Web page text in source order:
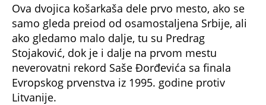
Ova dvojica košarkaša dele prvo mesto, ako se
samo gleda preiod od osamostaljena Srbije, ali
ako gledamo malo dalje, tu su Predrag
Stojaković, dok je i dalje na prvom mestu
neverovatni rekord Saše Đorđevića sa finala
Evropskog prvenstva iz 1995. godine protiv
Litvanije.